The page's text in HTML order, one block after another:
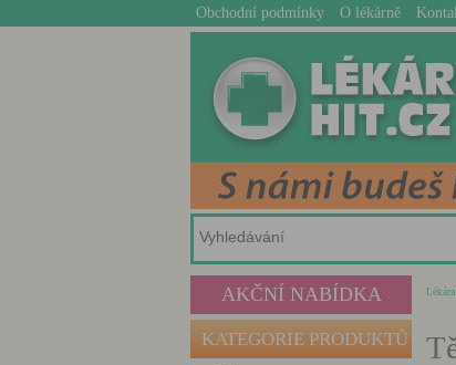
Obchodní podmínky O lékárně
AKČNÍ NABÍDKA
KATEGORIE PRODUKTŮ